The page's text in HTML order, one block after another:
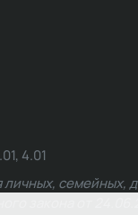
4.01
личных, семейных,